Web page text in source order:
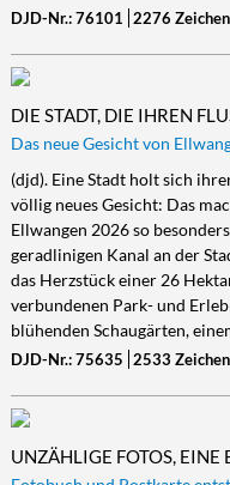
DJD-Nr.: 76101 2276 Zeichen
DIE STADT, DIE IHREN
Das neue Gesicht von
(djd). Eine Stadt holt sich
völlig neues Gesicht: Das
Ellwangen 2026 so
geradlinigen Kanal an der
das Herzstück einer 26
verbundenen Park- und
blühenden Schaugärten,
DJD-Nr.: 75635 2533 Zeichen
UNZÄHLIGE FOTOS,